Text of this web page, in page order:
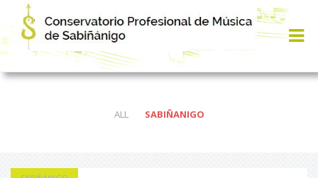
ALL SABIÑANIGO